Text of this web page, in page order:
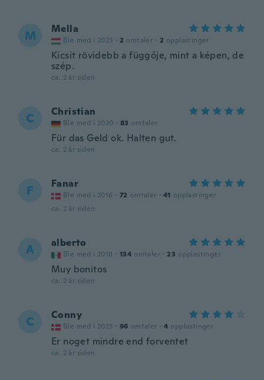
M Mella
Ble med i 2023 · 2 omtaler · 2 opplastinger
Kicsit rövidebb a függője, mint a képen, de
szép.
ca. 2 år siden
C Christian
Ble med i 2020 · 83 omtaler
Für das Geld ok. Halten gut.
ca. 2 år siden
F Fanar
Ble med i 2016 · 72 omtaler · 41 opplastinger
ca. 2 år siden
A alberto
Ble med i 2018 · 134 omtaler · 23 opplastinger
Muy bonitos
ca. 2 år siden
C Conny
Ble med i 2023 · 96 omtaler · 4 opplastinger
Er noget mindre end forventet
ca. 2 år siden